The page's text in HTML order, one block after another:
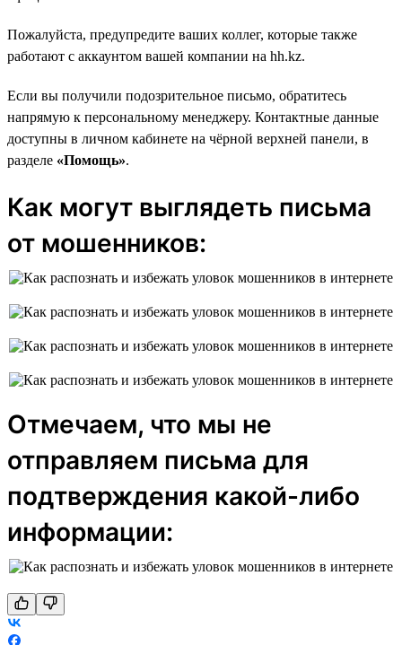
Пожалуйста, предупредите ваших коллег, которые также
работают с аккаунтом вашей компании на hh.kz.
Если вы получили подозрительное письмо, обратитесь
напрямую к персональному менеджеру. Контактные данные
доступны в личном кабинете на чёрной верхней панели, в
разделе «Помощь».
Как могут выглядеть письма
от мошенников:
Отмечаем, что мы не
отправляем письма для
подтверждения какой-либо
информации: